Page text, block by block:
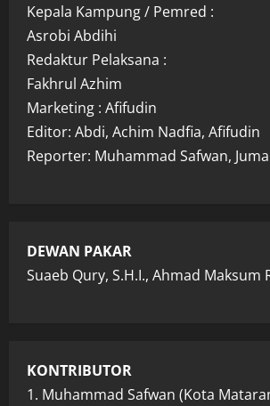
Kepala Kampung / Pemred :
Asrobi Abdihi
Redaktur Pelaksana :
Fakhrul Azhim
Marketing : Afifudin
Editor: Abdi, Achim Nadfia, Afifudin
Reporter: Muhammad Safwan,
DEWAN PAKAR
Suaeb Qury, S.H.I., Ahmad Maksum
KONTRIBUTOR
1. Muhammad Safwan (Kota